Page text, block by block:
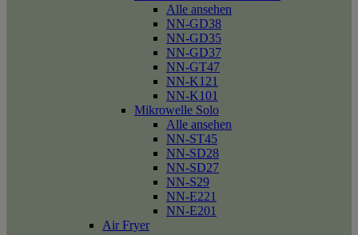
Alle ansehen
NN-GD38
NN-GD35
NN-GD37
NN-GT47
NN-K121
NN-K101
Mikrowelle Solo
Alle ansehen
NN-ST45
NN-SD28
NN-SD27
NN-S29
NN-E221
NN-E201
Air Fryer